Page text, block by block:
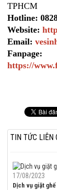
TPHCM
Hotline:
Website:
Email:
Fanpage:
https://
TIN TỨC LIÊN
17/08/2023
Dịch vụ giặt